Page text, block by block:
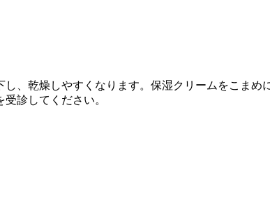
、乾燥しやすくなります。保湿クリームをこま
診してください。